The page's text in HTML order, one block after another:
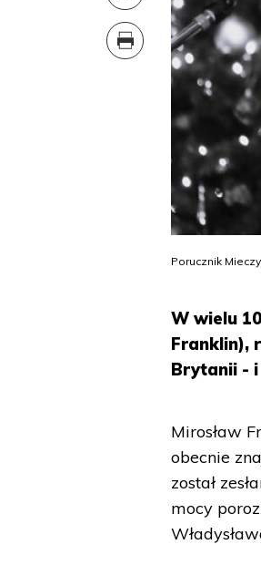
Porucznik
W wielu
Franklin),
Brytanii - i
Mirosław
obecnie
został
mocy